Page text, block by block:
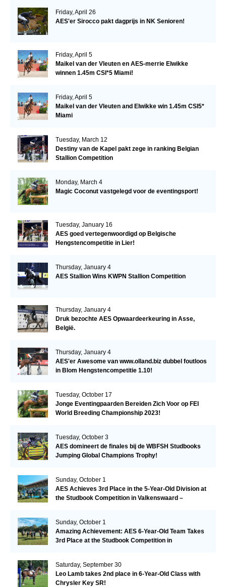
Friday, April 26
AES'er Sirocco pakt dagprijs in NK Senioren!
Friday, April 5
Maikel van der Vleuten en AES-merrie Elwikke
winnen 1.45m CSI*5 Miami!
Friday, April 5
Maikel van der Vleuten and Elwikke win 1.45m CSI5*
Miami
Tuesday, March 12
Destiny van de Kapel pakt zege in ranking Belgian
Stallion Competition
Monday, March 4
Magic Coconut vastgelegd voor de eventingsport!
Tuesday, January 16
AES goed vertegenwoordigd op Belgische
Hengstencompetitie in Lier!
Thursday, January 4
AES Stallion Wins KWPN Stallion Competition
Thursday, January 4
Druk bezochte AES Opwaardeerkeuring in Asse,
België.
Thursday, January 4
AES'er Awesome van www.olland.biz dubbel foutloos
in Blom Hengstencompetitie 1.10!
Tuesday, October 17
Jonge Eventingpaarden Bereiden Zich Voor op FEI
World Breeding Championship 2023!
Tuesday, October 3
AES domineert de finales bij de WBFSH Studbooks
Jumping Global Champions Trophy!
Sunday, October 1
AES Achieves 3rd Place in the 5-Year-Old Division at
the Studbook Competition in Valkenswaard –
Sunday, October 1
Amazing Achievement: AES 6-Year-Old Team Takes
3rd Place at the Studbook Competition in
Saturday, September 30
Leo Lamb takes 2nd place in 6-Year-Old Class with
Chrysler Key SR!